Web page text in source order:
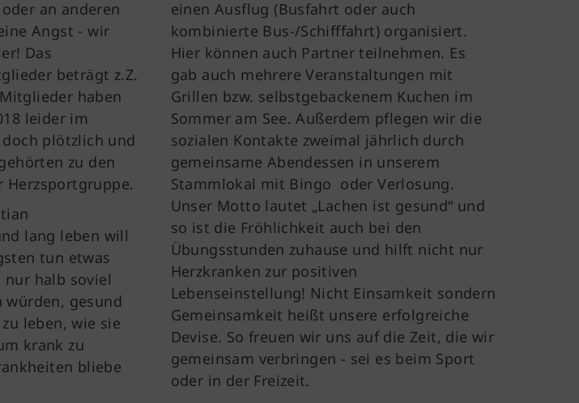
an anderen
Angst - wir
Das
beträgt z.Z.
haben
leider im
plötzlich und
zu den
lang leben will
tun etwas
nur halb soviel
würden, gesund
leben, wie sie
krank zu
bliebe
einen Ausflug (Busfahrt oder auch
kombinierte Bus-/Schifffahrt) organisiert.
Hier können auch Partner teilnehmen. Es
gab auch mehrere Veranstaltungen mit
Grillen bzw. selbstgebackenem Kuchen im
Sommer am See. Außerdem pflegen wir die
sozialen Kontakte zweimal jährlich durch
gemeinsame Abendessen in unserem
Stammlokal mit Bingo oder Verlosung.
Unser Motto lautet „Lachen ist gesund“ und
so ist die Fröhlichkeit auch bei den
Übungsstunden zuhause und hilft nicht nur
Herzkranken zur positiven
Lebenseinstellung! Nicht Einsamkeit sondern
Gemeinsamkeit heißt unsere erfolgreiche
Devise. So freuen wir uns auf die Zeit, die wir
gemeinsam verbringen - sei es beim Sport
oder in der Freizeit.